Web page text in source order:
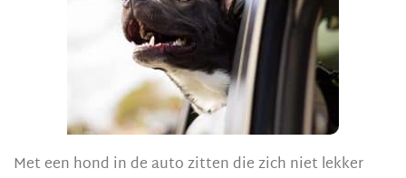
Met een hond in de auto zitten die zich niet lekker